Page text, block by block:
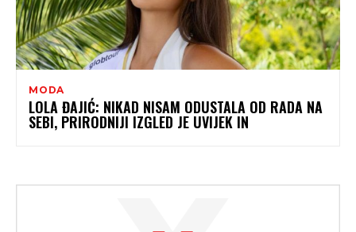
MODA
LOLA ĐAJIĆ: NIKAD NISAM ODUSTALA OD RADA NA
SEBI, PRIRODNIJI IZGLED JE UVIJEK IN